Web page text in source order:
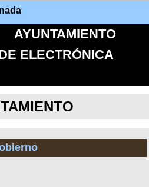
AYUNTAMIENTO
ELECTRÓNICA